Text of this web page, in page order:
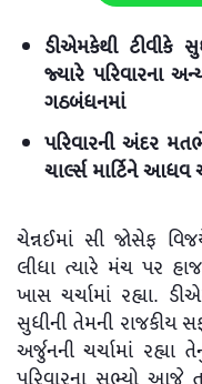
ડીએમકેથી ટીવીકે
જ્યારે પરિવારના
ગઠબંધનમાં
પરિવારની અંદર
ચાર્લ્સ માર્ટિને આધવ
ચેન્નઈમાં સી જોસેફ
લીધા ત્યારે મંચ પર
ખાસ ચર્ચામાં રહ્યા.
સુધીની તેમની રાજકીય
અર્જુનની ચર્ચામાં રહ્યા